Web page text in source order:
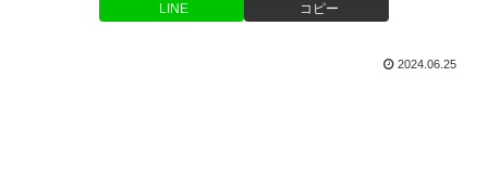
LINE コピー
2024.06.25